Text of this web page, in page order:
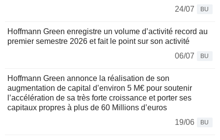
24/07
BU
Hoffmann Green enregistre un volume d’activité record au
premier semestre 2026 et fait le point sur son activité
06/07
BU
Hoffmann Green annonce la réalisation de son
augmentation de capital d’environ 5 M€ pour soutenir
l’accélération de sa très forte croissance et porter ses
capitaux propres à plus de 60 Millions d’euros
19/06
BU